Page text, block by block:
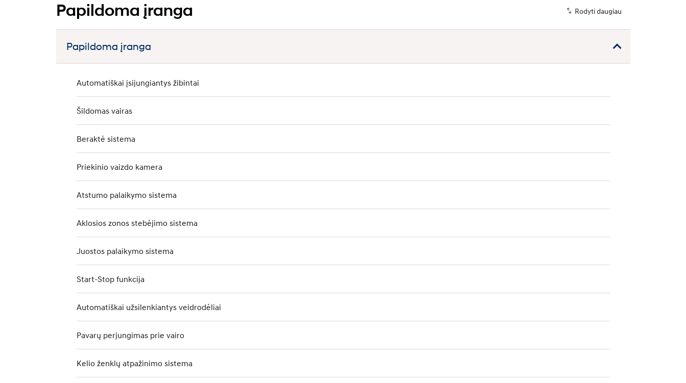
Papildoma įranga
Papildoma įranga
Automatiškai įsijungiantys žibintai
Šildomas vairas
Beraktė sistema
Priekinio vaizdo kamera
Atstumo palaikymo sistema
Aklosios zonos stebėjimo sistema
Juostos palaikymo sistema
Start-Stop funkcija
Automatiškai užsilenkiantys veidrodėliai
Pavarų perjungimas prie vairo
Kelio ženklų atpažinimo sistema